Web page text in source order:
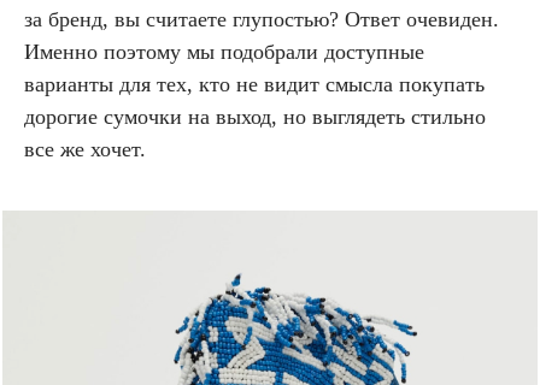
за бренд, вы считаете глупостью? Ответ очевиден.
Именно поэтому мы подобрали доступные
варианты для тех, кто не видит смысла покупать
дорогие сумочки на выход, но выглядеть стильно
все же хочет.